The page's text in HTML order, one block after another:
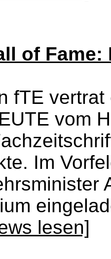
of
fTE
vom
Im
lesen]